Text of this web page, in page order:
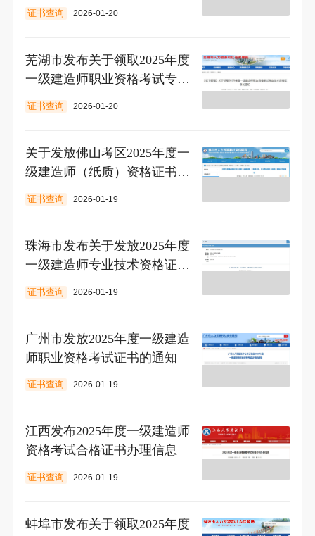
证书查询 2026-01-20
芜湖市发布关于领取2025年度
一级建造师职业资格考试专业
技术资格证书的通知
证书查询 2026-01-20
关于发放佛山考区2025年度一
级建造师（纸质）资格证书的
通知
证书查询 2026-01-19
珠海市发布关于发放2025年度
一级建造师专业技术资格证书
的通知
证书查询 2026-01-19
广州市发放2025年度一级建造
师职业资格考试证书的通知
证书查询 2026-01-19
江西发布2025年度一级建造师
资格考试合格证书办理信息
证书查询 2026-01-19
蚌埠市发布关于领取2025年度